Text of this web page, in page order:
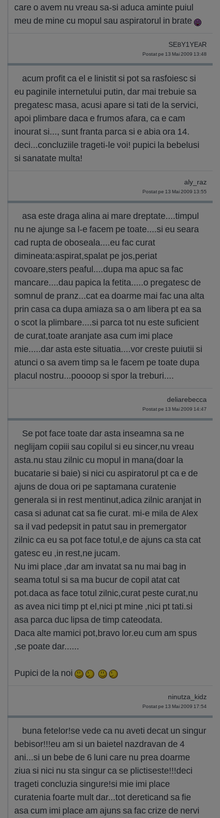
care o avem nu vreau sa-si aduca aminte puiul
meu de mine cu mopul sau aspiratorul in brate
SEBY1YEAR
Postat pe 13 Mai 2009 13:48
acum profit ca el e linistit si pot sa rasfoiesc si
eu paginile internetului putin, dar mai trebuie sa
pregatesc masa, acusi apare si tati de la servici,
apoi plimbare daca e frumos afara, ca e cam
inourat si..., sunt franta parca si e abia ora 14.
deci...concluziile trageti-le voi! pupici la bebelusi
si sanatate multa!
aly_raz
Postat pe 13 Mai 2009 13:55
asa este draga alina ai mare dreptate....timpul
nu ne ajunge sa l-e facem pe toate....si eu seara
cad rupta de oboseala....eu fac curat
dimineata:aspirat,spalat pe jos,periat
covoare,sters peaful....dupa ma apuc sa fac
mancare....dau papica la fetita.....o pregatesc de
somnul de pranz...cat ea doarme mai fac una alta
prin casa ca dupa amiaza sa o am libera pt ea sa
o scot la plimbare....si parca tot nu este suficient
de curat,toate aranjate asa cum imi place
mie.....dar asta este situatia....vor creste puiutii si
atunci o sa avem timp sa le facem pe toate dupa
placul nostru...poooop si spor la treburi....
deliarebecca
Postat pe 13 Mai 2009 14:47
Se pot face toate dar asta inseamna sa ne
neglijam copiii sau copilul si eu sincer,nu vreau
asta.nu stau zilnic cu mopul in mana(doar la
bucatarie si baie) si nici cu aspiratorul pt ca e de
ajuns de doua ori pe saptamana curatenie
generala si in rest mentinut,adica zilnic aranjat in
casa si adunat cat sa fie curat. mi-e mila de Alex
sa il vad pedepsit in patut sau in premergator
zilnic ca eu sa pot face totul,e de ajuns ca sta cat
gatesc eu ,in rest,ne jucam.
Nu imi place ,dar am invatat sa nu mai bag in
seama totul si sa ma bucur de copil atat cat
pot.daca as face totul zilnic,curat peste curat,nu
as avea nici timp pt el,nici pt mine ,nici pt tati.si
asa parca duc lipsa de timp cateodata.
Daca alte mamici pot,bravo lor.eu cum am spus
,se poate dar......
Pupici de la noi
ninutza_kidz
Postat pe 13 Mai 2009 17:54
buna fetelor!se vede ca nu aveti decat un singur
bebisor!!!eu am si un baietel nazdravan de 4
ani...si un bebe de 6 luni care nu prea doarme
ziua si nici nu sta singur ca se plictiseste!!!deci
trageti concluzia singure!si mie imi place
curatenia foarte mult dar...tot dereticand sa fie
asa cum imi place am ajuns sa fac crize de nervi